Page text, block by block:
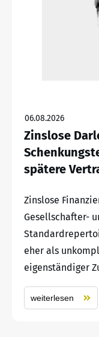
06.08.2026
Zinslose
spätere
Zinslose
Gesellschafter-
eher als
eigenständiger
weiterlesen